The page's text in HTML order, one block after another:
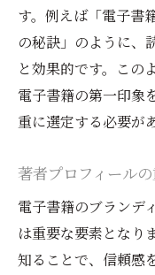
す。例えば「電子書
の秘訣」のように、
と効果的です。この
電子書籍の第一印象
重に選定する必要が
著者プロフィール
電子書籍のブランデ
は重要な要素となり
知ることで、信頼感